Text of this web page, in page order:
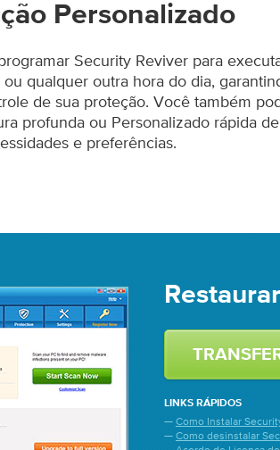
Personalizado
Security Reviver para
ou qualquer outra hora do dia,
de sua proteção. Você também
profunda ou Personalizado rápida
e preferências.
LINKS RÁPIDOS
— Como Instalar
— Como desinstalar